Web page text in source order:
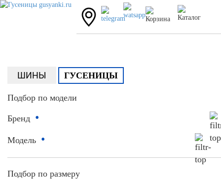
ШИНЫ ГУСЕНИЦЫ
Подбор по модели
Бренд •
Модель •
Подбор по размеру